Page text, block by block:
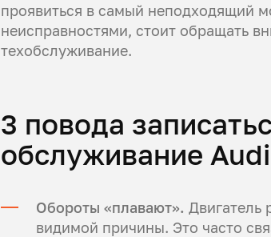
проявиться в самый неподходящий
неисправностями, стоит обращать
техобслуживание.
3 повода
обслуживание Audi
Обороты «плавают». Двигатель
видимой причины. Это часто